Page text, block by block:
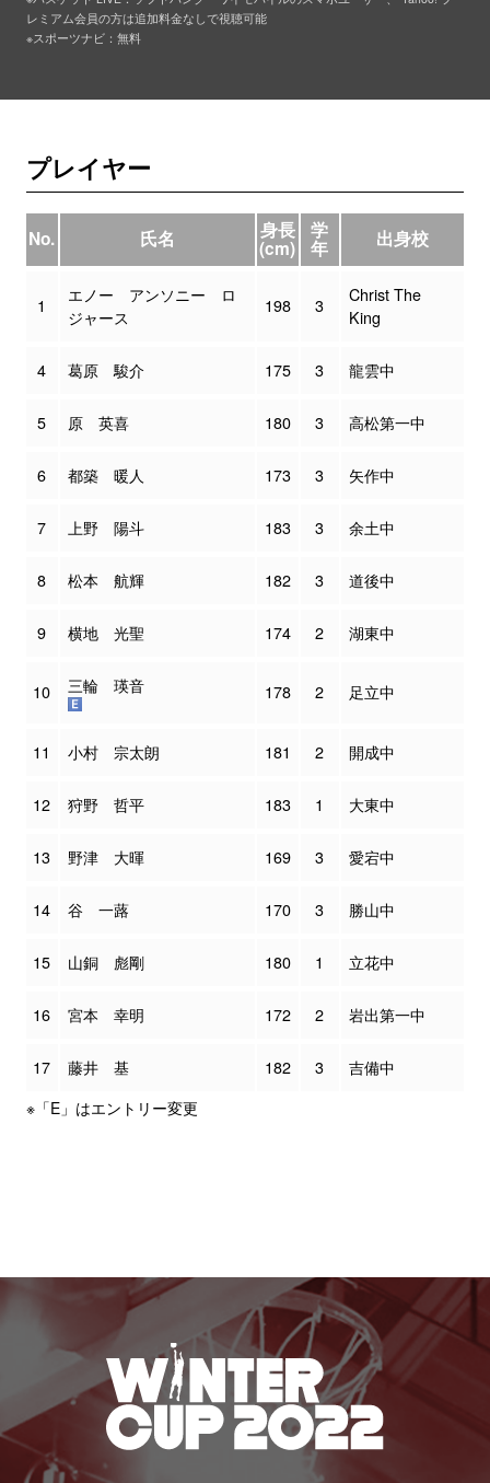
レミアム会員の方は追加料金なしで視聴可能
※スポーツナビ：無料
プレイヤー
No. 氏名 身長
(cm)
学
年 出身校
1
エノー アンソニー ロ
ジャース
198 3
Christ The
King
4 葛原 駿介 175 3 龍雲中
5 原 英喜 180 3 高松第一中
6 都築 暖人 173 3 矢作中
7 上野 陽斗 183 3 余土中
8 松本 航輝 182 3 道後中
9 横地 光聖 174 2 湖東中
10 三輪 瑛音 178 2 足立中
11 小村 宗太朗 181 2 開成中
12 狩野 哲平 183 1 大東中
13 野津 大暉 169 3 愛宕中
14 谷 一蕗 170 3 勝山中
15 山銅 彪剛 180 1 立花中
16 宮本 幸明 172 2 岩出第一中
17 藤井 基 182 3
吉備中
※「E」はエントリー変更